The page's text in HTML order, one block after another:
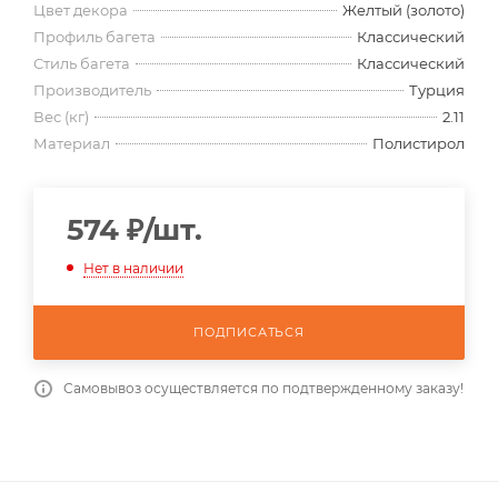
Цвет декора
Желтый (золото)
Профиль багета
Классический
Стиль багета
Классический
Производитель
Турция
Вес (кг)
2.11
Материал
Полистирол
574 ₽/шт.
Нет в наличии
ПОДПИСАТЬСЯ
Самовывоз осуществляется по подтвержденному заказу!